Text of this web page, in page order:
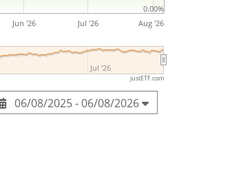
Jun '26 Jul '26 Aug '26
Jul '26
0.00%
justETF.com
06/08/2025 - 06/08/2026